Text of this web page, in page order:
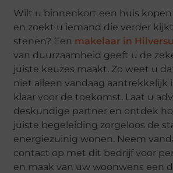
Wilt u binnenkort een huis
en zoekt u iemand die verder
stenen? Een makelaar in
van duurzaamheid geeft u de
juiste keuzes maakt. Zo weet u
niet alleen vandaag aantrekkelijk
klaar voor de toekomst. Laat u
deskundige partner en ontdek
juiste begeleiding zorgeloos de
energiezuinig wonen. Neem
contact op met dit bedrijf voor
en maak van uw woonwens een